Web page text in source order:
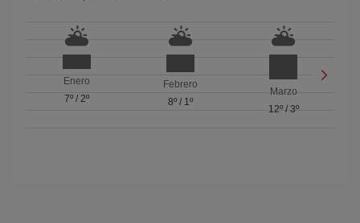
Enero
7º/ 2º
Febrero
8º/ 1º
Marzo
12º/ 3º